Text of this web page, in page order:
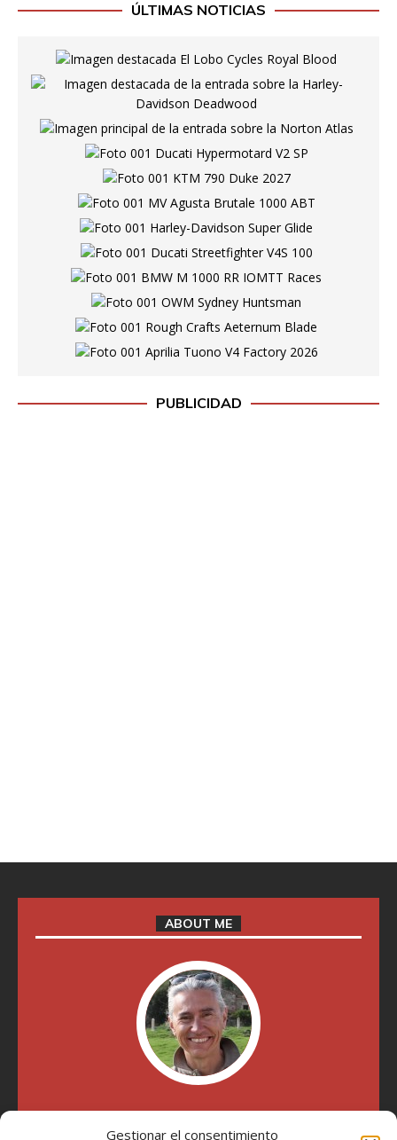
Gestionar el consentimiento
ÚLTIMAS NOTICIAS
PUBLICIDAD
ABOUT ME
año 2007 he escrito sobre motos en distintos medios.